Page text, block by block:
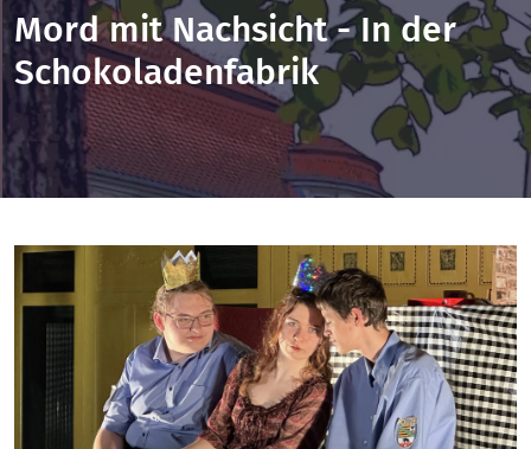
Mord mit Nachsicht - In der
Schokoladenfabrik